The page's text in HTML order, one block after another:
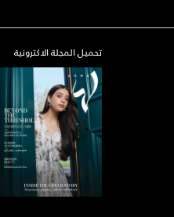
تحميل المجلة الاكترونية